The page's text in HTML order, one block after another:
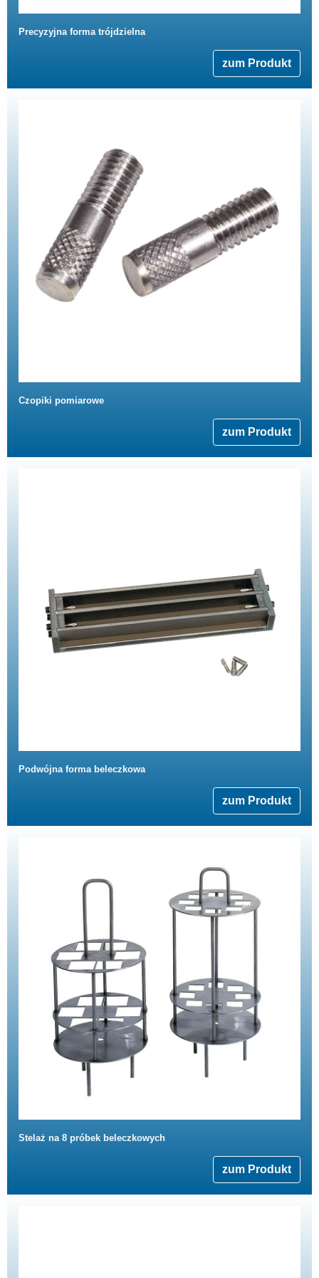
Precyzyjna forma trójdzielna
zum Produkt
Czopiki pomiarowe
zum Produkt
Podwójna forma beleczkowa
zum Produkt
Stelaż na 8 próbek beleczkowych
zum Produkt